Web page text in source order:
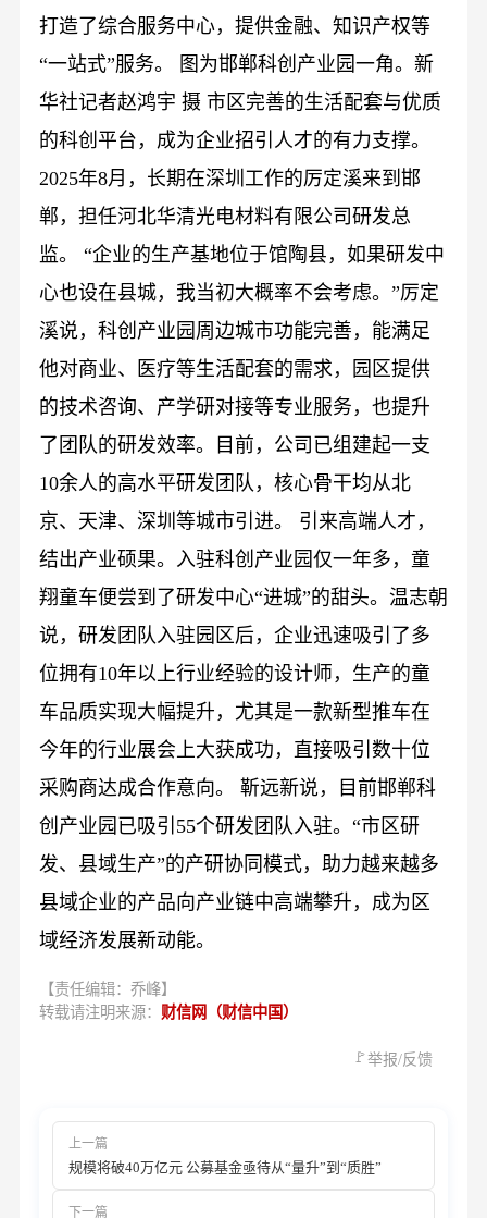
打造了综合服务中心，提供金融、知识产权等
“一站式”服务。 图为邯郸科创产业园一角。新
华社记者赵鸿宇 摄 市区完善的生活配套与优质
的科创平台，成为企业招引人才的有力支撑。
2025年8月，长期在深圳工作的厉定溪来到邯
郸，担任河北华清光电材料有限公司研发总
监。 “企业的生产基地位于馆陶县，如果研发中
心也设在县城，我当初大概率不会考虑。”厉定
溪说，科创产业园周边城市功能完善，能满足
他对商业、医疗等生活配套的需求，园区提供
的技术咨询、产学研对接等专业服务，也提升
了团队的研发效率。目前，公司已组建起一支
10余人的高水平研发团队，核心骨干均从北
京、天津、深圳等城市引进。 引来高端人才，
结出产业硕果。入驻科创产业园仅一年多，童
翔童车便尝到了研发中心“进城”的甜头。温志朝
说，研发团队入驻园区后，企业迅速吸引了多
位拥有10年以上行业经验的设计师，生产的童
车品质实现大幅提升，尤其是一款新型推车在
今年的行业展会上大获成功，直接吸引数十位
采购商达成合作意向。 靳远新说，目前邯郸科
创产业园已吸引55个研发团队入驻。“市区研
发、县域生产”的产研协同模式，助力越来越多
县域企业的产品向产业链中高端攀升，成为区
域经济发展新动能。
【责任编辑：乔峰】
转载请注明来源： 财信网（财信中国）
🚩举报/反馈
上一篇
规模将破40万亿元 公募基金亟待从“量升”到“质胜”
下一篇